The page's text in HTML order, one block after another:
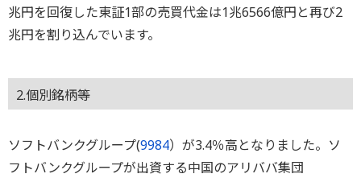
兆円を回復した東証1部の売買代金は1兆6566億円と再び2
兆円を割り込んでいます。
2.個別銘柄等
ソフトバンクグループ(9984）が3.4％高となりました。ソ
フトバンクグループが出資する中国のアリババ集団